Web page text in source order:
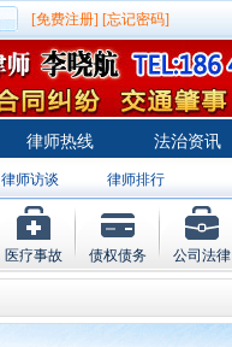
[免费注册] [忘记密码]
律师热线 法治资讯
律师访谈 律师排行
医疗事故 债权债务 公司法律